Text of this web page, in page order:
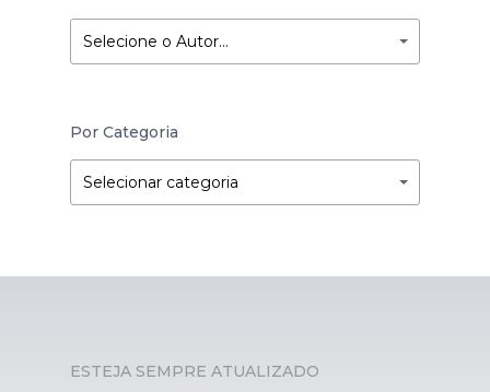
Selecione o Autor…
Por Categoria
Categoria
Selecionar categoria
Categoria
ESTEJA SEMPRE ATUALIZADO